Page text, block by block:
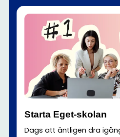
Starta Eget-skolan
Dags att äntligen dra